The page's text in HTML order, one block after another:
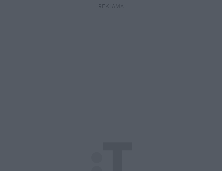
REKLAMA